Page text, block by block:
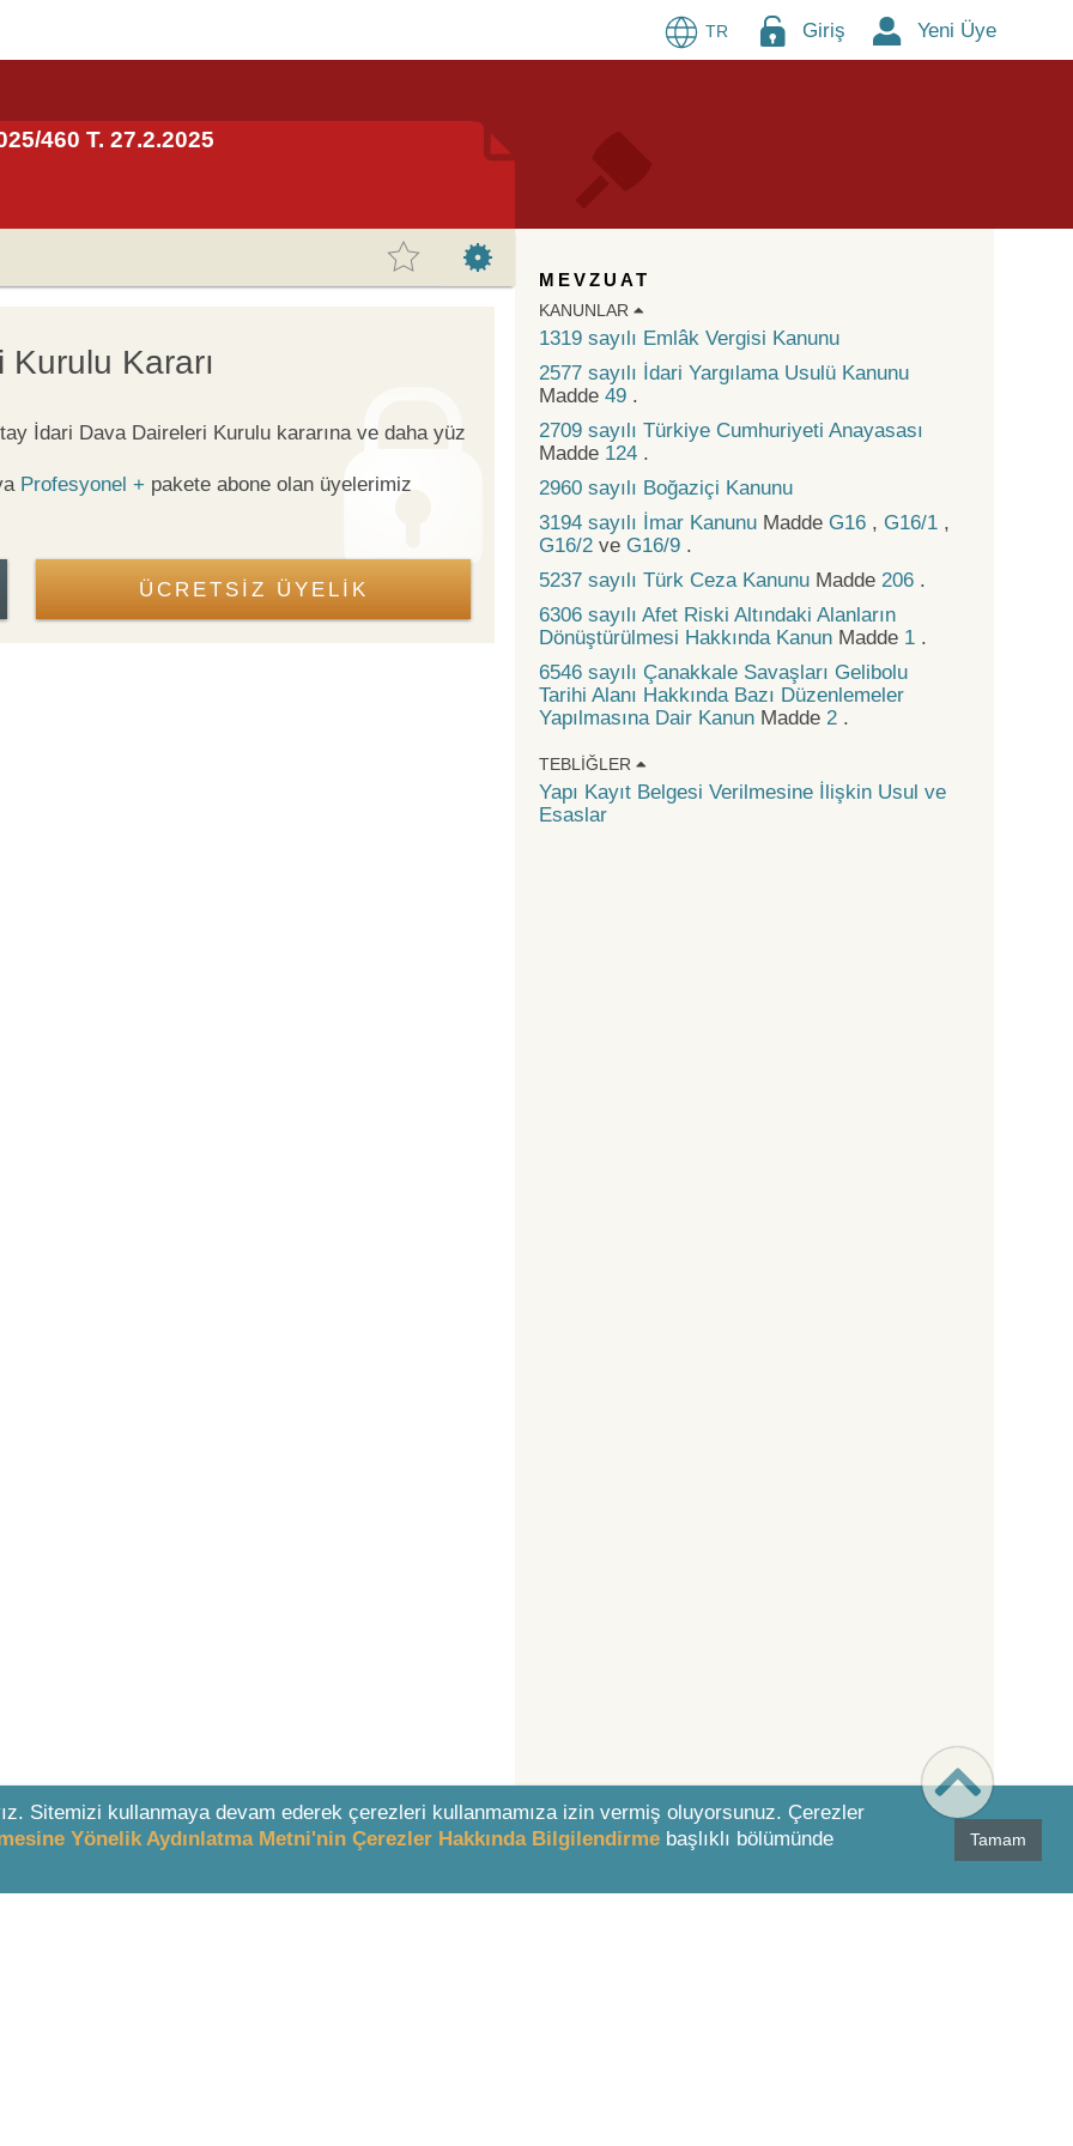
TR Giriş Yeni Üye
460 T. 27.2.2025
Kararı
İdari Dava Daireleri Kurulu kararına ve daha yüz
Profesyonel + pakete abone olan üyelerimiz
ÜCRETSİZ ÜYELİK
MEVZUAT
KANUNLAR
1319 sayılı Emlâk Vergisi Kanunu
2577 sayılı İdari Yargılama Usulü Kanunu
Madde 49 .
2709 sayılı Türkiye Cumhuriyeti Anayasası
Madde 124 .
2960 sayılı Boğaziçi Kanunu
3194 sayılı İmar Kanunu Madde G16 , G16/1 ,
G16/2 ve G16/9 .
5237 sayılı Türk Ceza Kanunu Madde 206 .
6306 sayılı Afet Riski Altındaki Alanların
Dönüştürülmesi Hakkında Kanun Madde 1 .
6546 sayılı Çanakkale Savaşları Gelibolu
Tarihi Alanı Hakkında Bazı Düzenlemeler
Yapılmasına Dair Kanun Madde 2 .
TEBLIĞLER
Yapı Kayıt Belgesi Verilmesine İlişkin Usul ve
Esaslar
Sitemizi kullanmaya devam ederek çerezleri kullanmamıza izin vermiş oluyorsunuz. Çerezler
Yönelik Aydınlatma Metni'nin Çerezler Hakkında Bilgilendirme başlıklı bölümünde
Tamam